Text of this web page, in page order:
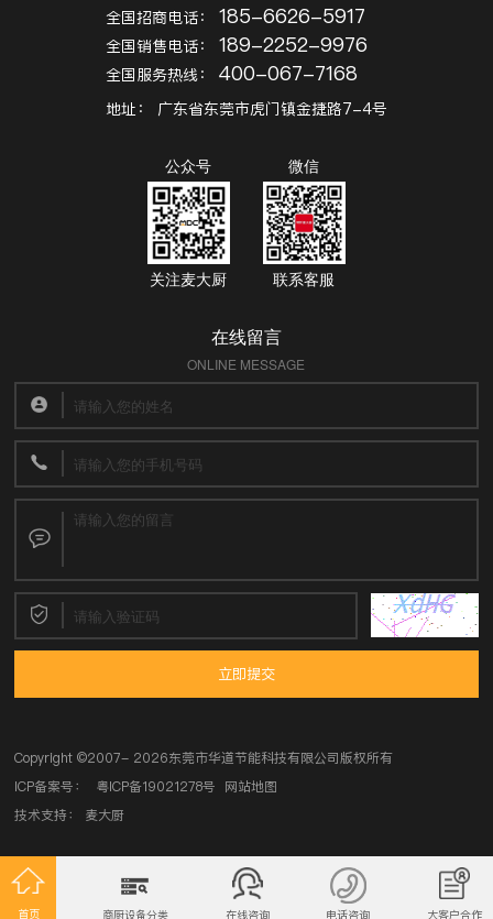
全国招商电话： 185-6626-5917
全国销售电话： 189-2252-9976
全国服务热线： 400-067-7168
地址： 广东省东莞市虎门镇金捷路7-4号
公众号
关注麦大厨
微信
联系客服
在线留言
ONLINE MESSAGE
立即提交
Copyright ©2007- 2026东莞市华道节能科技有限公司版权所有
ICP备案号：
粤ICP备19021278号 网站地图
技术支持：
麦大厨
首页 商厨设备分类 在线咨询 电话咨询 大客户合作